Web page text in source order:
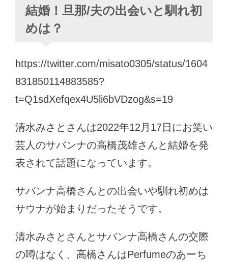
結婚！旦那/夫の出会いと馴れ初
めは？
https://twitter.com/misato0305/status/1604
831850114883585?
t=Q1sdXefqex4U5li6bVDzog&s=19
清水みさとさんは2022年12月17日にお笑い
芸人のサバンナの高橋茂雄さんと結婚を発
表されて話題になっています。
サバンナ高橋さんとの出会いや馴れ初めは
サウナが始まりだったそうです。
清水みさとさんとサバンナ高橋さんの交際
の噂はなく、高橋さんはPerfumeのあーち